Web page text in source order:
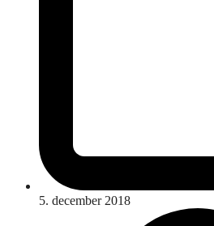
5. december 2018